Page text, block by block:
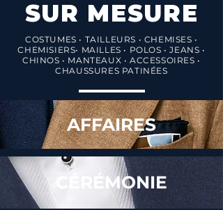
SUR MESURE
COSTUMES • TAILLEURS • CHEMISES •
CHEMISIERS• MAILLES • POLOS • JEANS •
CHINOS • MANTEAUX • ACCESSOIRES •
CHAUSSURES PATINÉES
AFFAIRES
CÉRÉMONIE